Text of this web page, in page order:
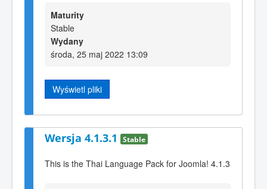
Maturity
Stable
Wydany
środa, 25 maj 2022 13:09
Wyświetl pliki
Wersja 4.1.3.1 Stable
This is the Thai Language Pack for Joomla! 4.1.3